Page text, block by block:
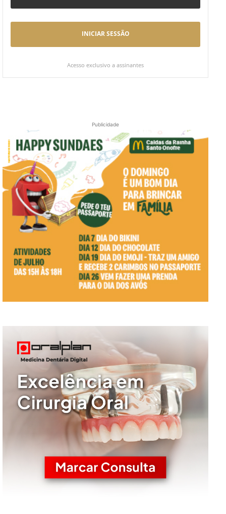
INICIAR SESSÃO
Acesso exclusivo a assinantes
Publicidade